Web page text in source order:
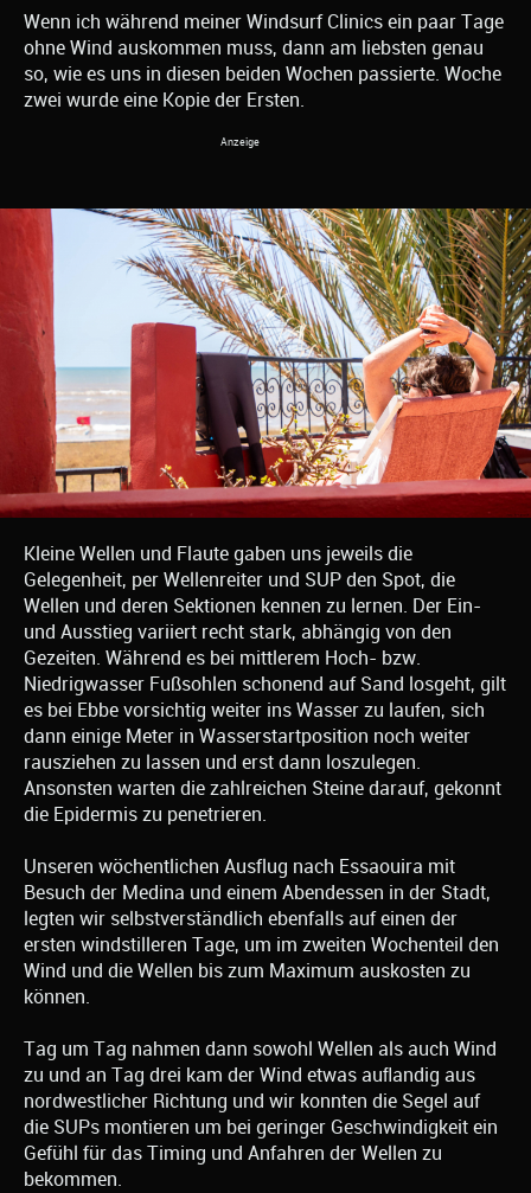
Wenn ich während meiner Windsurf Clinics ein paar Tage
ohne Wind auskommen muss, dann am liebsten genau
so, wie es uns in diesen beiden Wochen passierte. Woche
zwei wurde eine Kopie der Ersten.
Kleine Wellen und Flaute gaben uns jeweils die
Gelegenheit, per Wellenreiter und SUP den Spot, die
Wellen und deren Sektionen kennen zu lernen. Der Ein-
und Ausstieg variiert recht stark, abhängig von den
Gezeiten. Während es bei mittlerem Hoch- bzw.
Niedrigwasser Fußsohlen schonend auf Sand losgeht, gilt
es bei Ebbe vorsichtig weiter ins Wasser zu laufen, sich
dann einige Meter in Wasserstartposition noch weiter
rausziehen zu lassen und erst dann loszulegen.
Ansonsten warten die zahlreichen Steine darauf, gekonnt
die Epidermis zu penetrieren.
Unseren wöchentlichen Ausflug nach Essaouira mit
Besuch der Medina und einem Abendessen in der Stadt,
legten wir selbstverständlich ebenfalls auf einen der
ersten windstilleren Tage, um im zweiten Wochenteil den
Wind und die Wellen bis zum Maximum auskosten zu
können.
Tag um Tag nahmen dann sowohl Wellen als auch Wind
zu und an Tag drei kam der Wind etwas auﬂandig aus
nordwestlicher Richtung und wir konnten die Segel auf
die SUPs montieren um bei geringer Geschwindigkeit ein
Gefühl für das Timing und Anfahren der Wellen zu
bekommen.